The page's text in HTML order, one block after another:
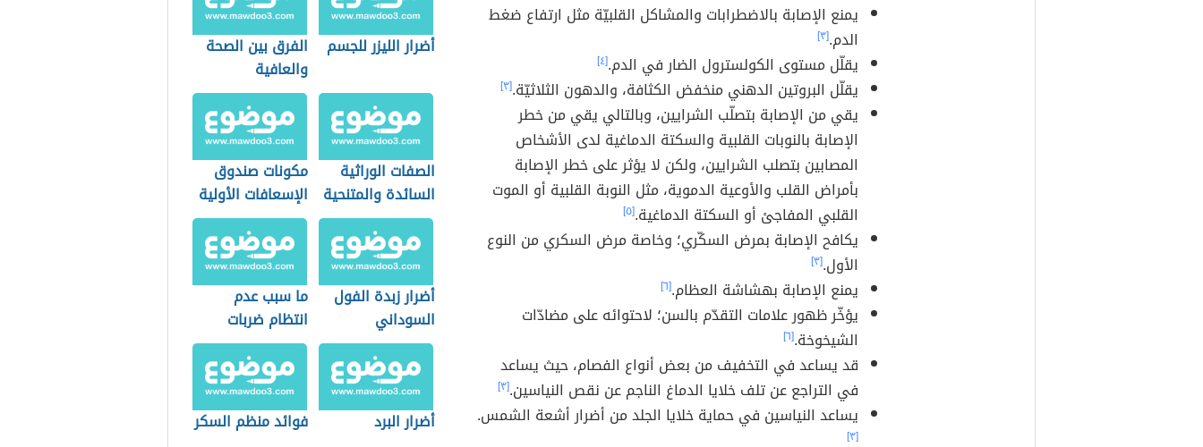
يمنع الإصابة بالاضطرابات والمشاكل القلبيّة مثل ارتفاع ضغط
الدم.[٣]
يقلّل مستوى الكولسترول الضار في الدم.[٤]
يقلّل البروتين الدهني منخفض الكثافة، والدهون الثلاثيّة.[٣]
يقي من الإصابة بتصلّب الشرايين، وبالتالي يقي من خطر
الإصابة بالنوبات القلبية والسكتة الدماغية لدى الأشخاص
المصابين بتصلب الشرايين، ولكن لا يؤثر على خطر الإصابة
بأمراض القلب والأوعية الدموية، مثل النوبة القلبية أو الموت
القلبي المفاجئ أو السكتة الدماغية.[٥]
يكافح الإصابة بمرض السكّري؛ وخاصة مرض السكري من النوع
الأول.[٣]
يمنع الإصابة بهشاشة العظام.[٦]
يؤخّر ظهور علامات التقدّم بالسن؛ لاحتوائه على مضادّات
الشيخوخة.[٦]
قد يساعد في التخفيف من بعض أنواع الفصام، حيث يساعد
في التراجع عن تلف خلايا الدماغ الناجم عن نقص النياسين.[٣]
يساعد النياسين في حماية خلايا الجلد من أضرار أشعة الشمس.
[٣]
أضرار الليزر للجسم
الفرق بين الصحة
والعافية
الصفات الوراثية
السائدة والمتنحية
مكونات صندوق
الإسعافات الأولية
أضرار زبدة الفول
السوداني
ما سبب عدم
انتظام ضربات
القلب
أضرار البرد فوائد منظم السكر